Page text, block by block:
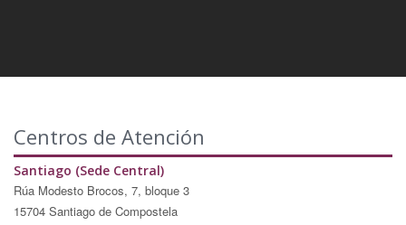
Centros de Atención
Santiago (Sede Central)
Rúa Modesto Brocos, 7, bloque 3
15704 Santiago de Compostela